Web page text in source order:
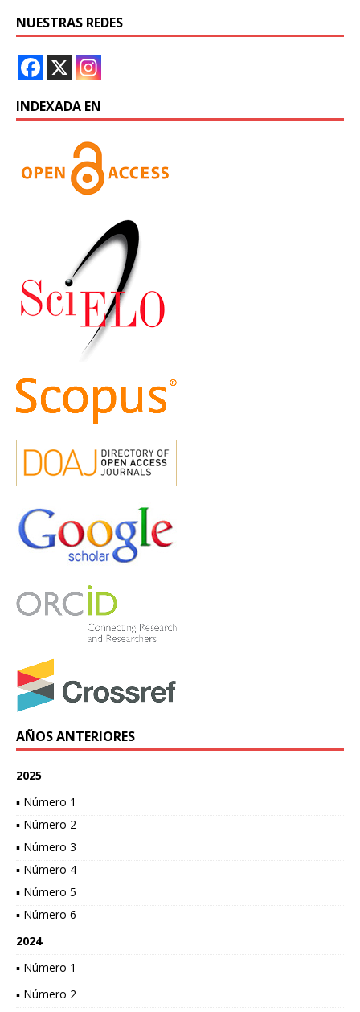
NUESTRAS REDES
INDEXADA EN
AÑOS ANTERIORES
2025
▪ Número 1
▪ Número 2
▪ Número 3
▪ Número 4
▪ Número 5
▪ Número 6
2024
▪ Número 1
▪ Número 2